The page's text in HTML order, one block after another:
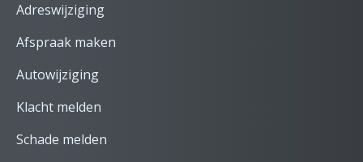
Adreswijziging
Afspraak maken
Autowijziging
Klacht melden
Schade melden